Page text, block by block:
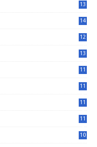
13
14
12
13
11
11
11
11
10